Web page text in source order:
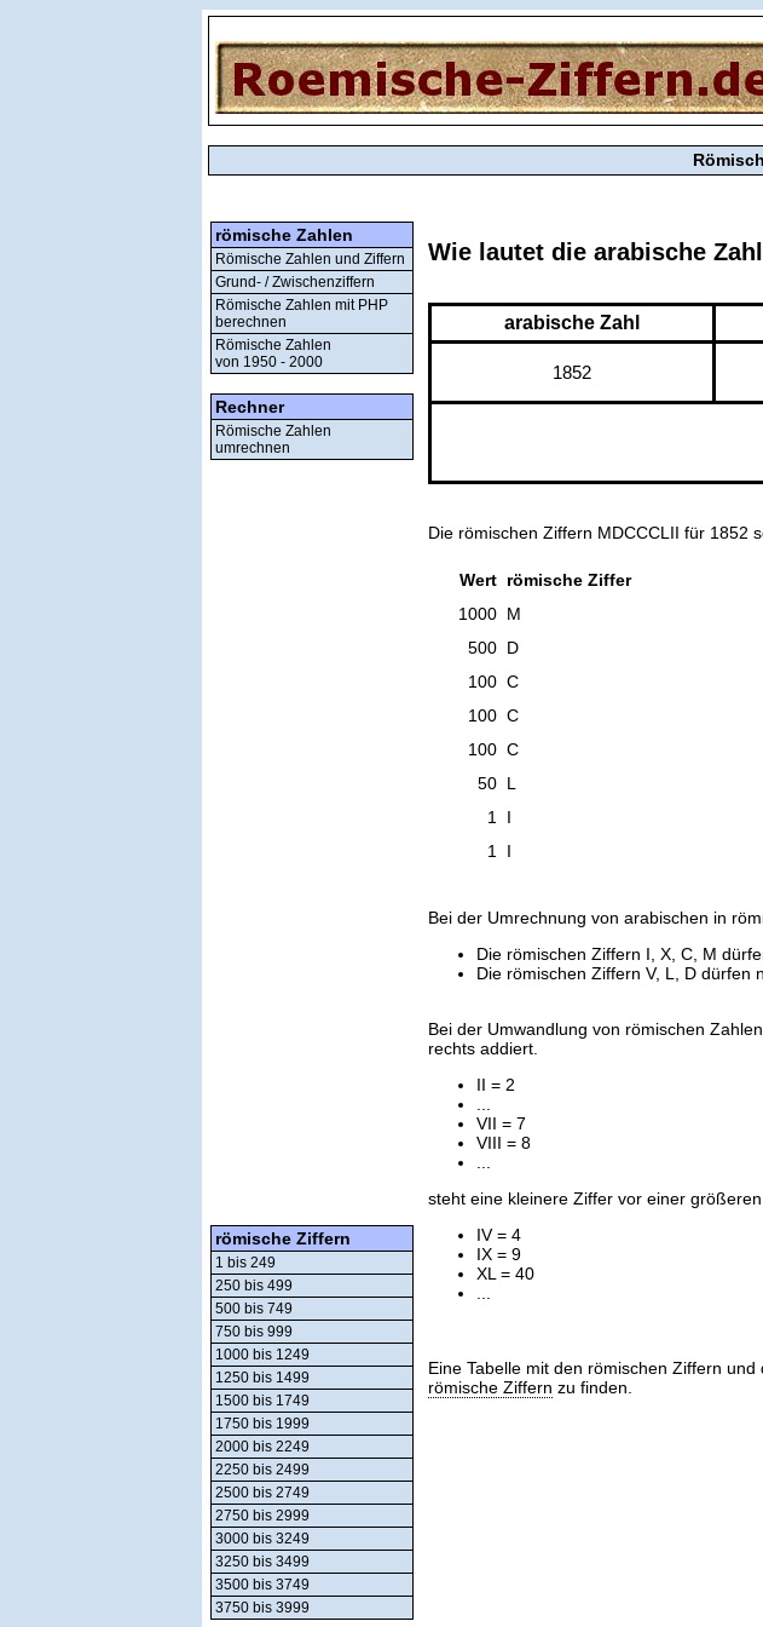
römische Zahlen
Römische Zahlen und Ziffern
Grund- / Zwischenziffern
Römische Zahlen mit PHP
berechnen
Römische Zahlen
von 1950 - 2000
Rechner
Römische Zahlen
umrechnen
römische Ziffern
1 bis 249
250 bis 499
500 bis 749
750 bis 999
1000 bis 1249
1250 bis 1499
1500 bis 1749
1750 bis 1999
2000 bis 2249
2250 bis 2499
2500 bis 2749
2750 bis 2999
3000 bis 3249
3250 bis 3499
3500 bis 3749
3750 bis 3999
Wie lautet die arabische
arabische Zahl
1852
Die römischen Ziffern MDCCCLII für 1852
Wert römische Ziffer
1000 M
500 D
100 C
100 C
100 C
50 L
1
I
1
I
Bei der Umrechnung von arabischen in
Die römischen Ziffern I, X, C, M
Die römischen Ziffern V, L, D dürfen
Bei der Umwandlung von römischen
rechts addiert.
II = 2
VII = 7
VIII = 8
steht eine kleinere Ziffer vor einer
IV = 4
IX = 9
XL = 40
Eine Tabelle mit den römischen Ziffern
römische Ziffern zu finden.